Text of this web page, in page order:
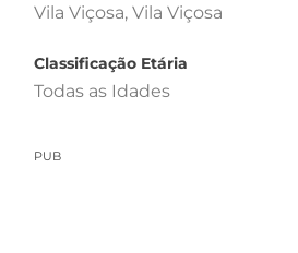
Vila Viçosa, Vila Viçosa
Classificação Etária
Todas as Idades
PUB